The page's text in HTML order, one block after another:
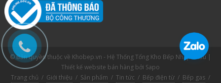
© Bản quyền thuộc về Khobep.vn - Hệ Thống Tổng Kho Bếp Nhập Khẩu |
Thiết kế website bán hàng bởi Sapo
Trang chủ / Giới thiệu / Sản phẩm / Tin tức / Bếp điện từ / Bếp gas /